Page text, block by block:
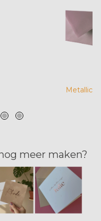
Metallic
meer maken?